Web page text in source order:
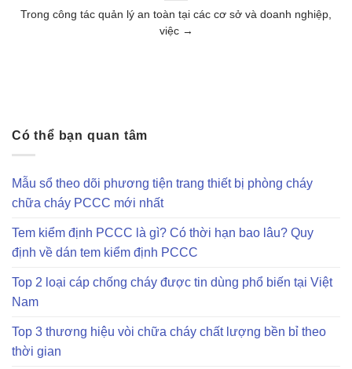
Trong công tác quản lý an toàn tại các cơ sở và doanh nghiệp,
việc →
Có thể bạn quan tâm
Mẫu sổ theo dõi phương tiện trang thiết bị phòng cháy
chữa cháy PCCC mới nhất
Tem kiểm định PCCC là gì? Có thời hạn bao lâu? Quy
định về dán tem kiểm định PCCC
Top 2 loại cáp chống cháy được tin dùng phổ biến tại Việt
Nam
Top 3 thương hiệu vòi chữa cháy chất lượng bền bỉ theo
thời gian